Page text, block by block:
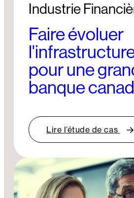
Industrie
Faire évoluer
pour une
banque
Lire l’étude de cas